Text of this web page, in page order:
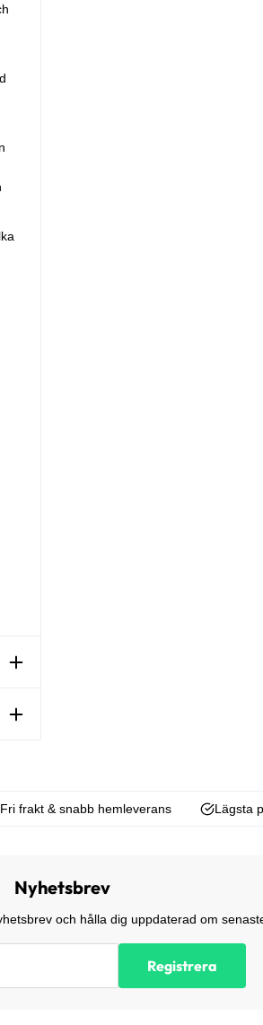
Fri frakt & snabb hemleverans Lägsta
Nyhetsbrev
och hålla dig uppdaterad om
Registrera